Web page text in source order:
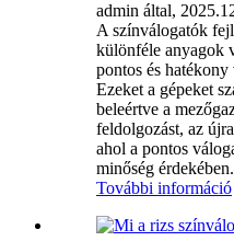
admin által,
A színválogatók
különféle anyagok
pontos és hatékony
Ezeket a gépeket
beleértve a
feldolgozást, az
ahol a pontos
minőség
További információ